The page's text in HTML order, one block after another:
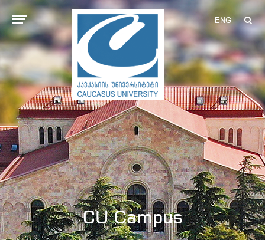
ENG
CU Campus